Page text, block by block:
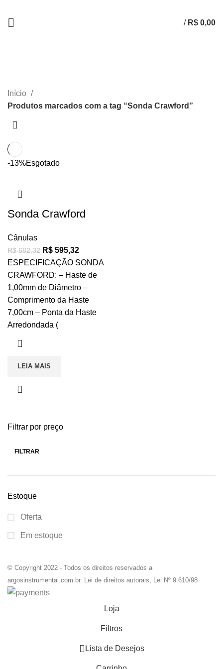
/ R$ 0,00
CATEGORIAS
Filtrar por preço
FILTRAR
Estoque
Oferta
Em estoque
Início
Produtos marcados com a tag “Sonda Crawford”
-13%Esgotado
Sonda Crawford
Cânulas
R$682,32 R$ 595,32
ESPECIFICAÇÃO SONDA
CRAWFORD: – Haste de
1,00mm de Diâmetro –
Comprimento da Haste
7,00cm – Ponta da Haste
Arredondada (
LEIA MAIS
© Copyright 2022 - Todos os direitos reservados a
argosinstrumental.com.br. Lei de direitos autorais, Lei Nº 9.610/98
Loja
Filtros
0Lista de Desejos